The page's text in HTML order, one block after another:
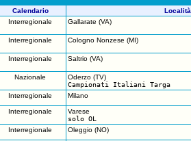
Calendario Località
Interregionale Gallarate (VA)
Interregionale Cologno Nonzese (MI)
Interregionale Saltrio (VA)
Nazionale
Oderzo (TV)
Campionati Italiani Targa
Interregionale Milano
Interregionale
Varese
solo OL
Interregionale Oleggio (NO)